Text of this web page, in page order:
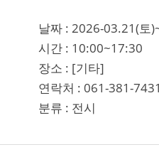
날짜 : 2026-03.21(토
시간 : 10:00~17:30
장소 : [기타]
연락처 : 061-381-7431
분류 : 전시